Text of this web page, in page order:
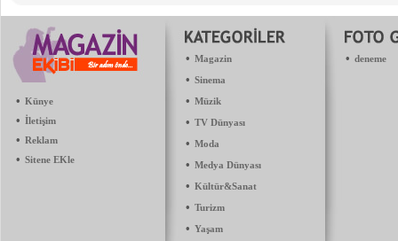
• Künye
• İletişim
• Reklam
• Sitene EKle
• Magazin
• Sinema
• Müzik
• TV Dünyası
• Moda
• Medya Dünyası
• Kültür&Sanat
• Turizm
• Yaşam
• deneme